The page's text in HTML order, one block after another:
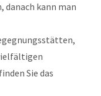
danach kann man
Sie das